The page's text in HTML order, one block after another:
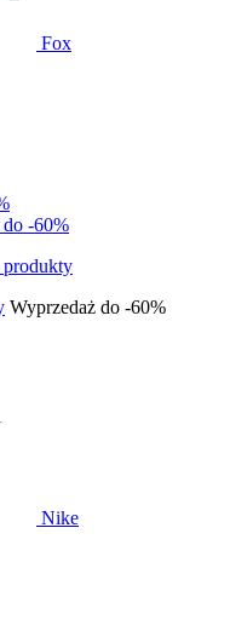
Fox
-60%
Wyprzedaż do -60%
Nike